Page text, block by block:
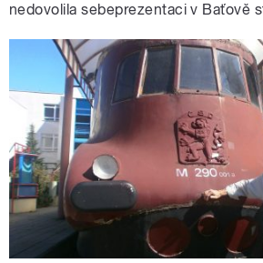
nedovolila sebeprezentaci v Baťově